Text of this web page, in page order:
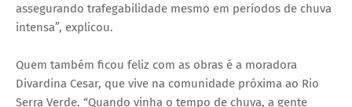
assegurando trafegabilidade mesmo em períodos de chuva
intensa”, explicou.
Quem também ficou feliz com as obras é a moradora
Divardina Cesar, que vive na comunidade próxima ao Rio
Serra Verde. “Quando vinha o tempo de chuva, a gente